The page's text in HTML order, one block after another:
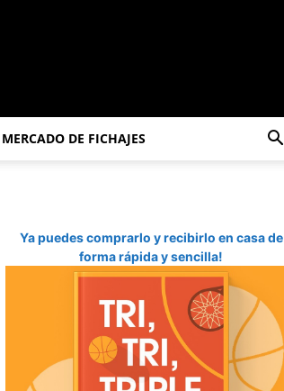
MERCADO DE FICHAJES
Ya puedes comprarlo y recibirlo en casa de
forma rápida y sencilla!